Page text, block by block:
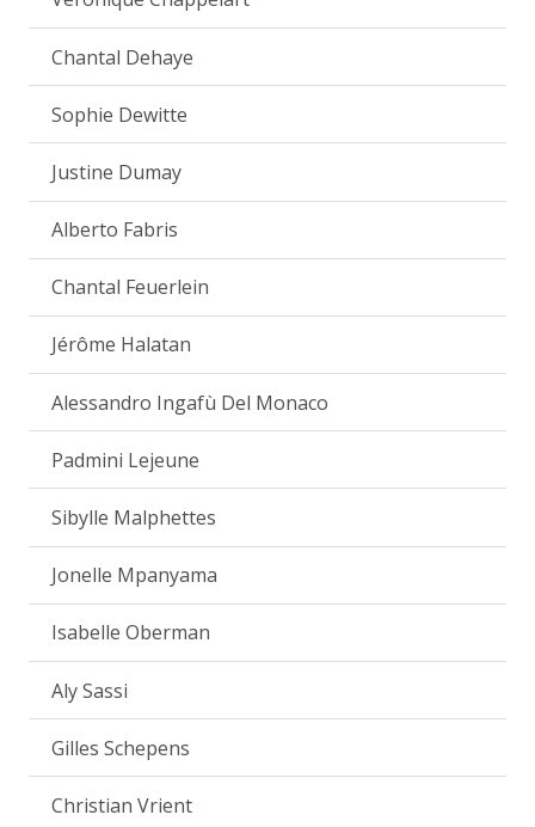
Chantal Dehaye
Sophie Dewitte
Justine Dumay
Alberto Fabris
Chantal Feuerlein
Jérôme Halatan
Alessandro Ingafù Del Monaco
Padmini Lejeune
Sibylle Malphettes
Jonelle Mpanyama
Isabelle Oberman
Aly Sassi
Gilles Schepens
Christian Vrient